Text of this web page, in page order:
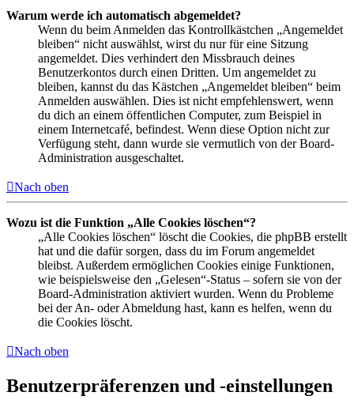
Warum werde ich automatisch abgemeldet?
Wenn du beim Anmelden das Kontrollkästchen „Angemeldet
bleiben“ nicht auswählst, wirst du nur für eine Sitzung
angemeldet. Dies verhindert den Missbrauch deines
Benutzerkontos durch einen Dritten. Um angemeldet zu
bleiben, kannst du das Kästchen „Angemeldet bleiben“ beim
Anmelden auswählen. Dies ist nicht empfehlenswert, wenn
du dich an einem öffentlichen Computer, zum Beispiel in
einem Internetcafé, befindest. Wenn diese Option nicht zur
Verfügung steht, dann wurde sie vermutlich von der Board-
Administration ausgeschaltet.
Nach oben
Wozu ist die Funktion „Alle Cookies löschen“?
„Alle Cookies löschen“ löscht die Cookies, die phpBB erstellt
hat und die dafür sorgen, dass du im Forum angemeldet
bleibst. Außerdem ermöglichen Cookies einige Funktionen,
wie beispielsweise den „Gelesen“-Status – sofern sie von der
Board-Administration aktiviert wurden. Wenn du Probleme
bei der An- oder Abmeldung hast, kann es helfen, wenn du
die Cookies löscht.
Nach oben
Benutzerpräferenzen und -einstellungen